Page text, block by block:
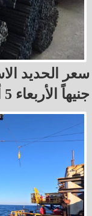
جنيهاً الأربعاء 5 أغسطس 2026